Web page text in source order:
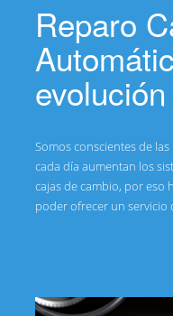
Reparo
evolución
Somos conscientes de
cada día aumentan los
cajas de cambio, por eso
poder ofrecer un servicio